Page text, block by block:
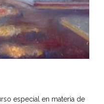
especial en materia de